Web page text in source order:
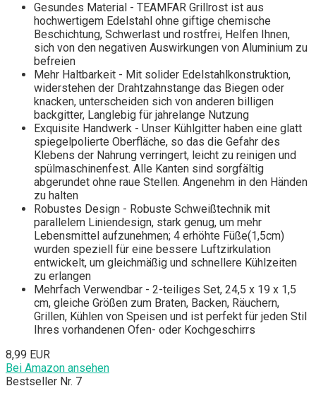
Gesundes Material - TEAMFAR Grillrost ist aus
hochwertigem Edelstahl ohne giftige chemische
Beschichtung, Schwerlast und rostfrei, Helfen Ihnen,
sich von den negativen Auswirkungen von Aluminium zu
befreien
Mehr Haltbarkeit - Mit solider Edelstahlkonstruktion,
widerstehen der Drahtzahnstange das Biegen oder
knacken, unterscheiden sich von anderen billigen
backgitter, Langlebig für jahrelange Nutzung
Exquisite Handwerk - Unser Kühlgitter haben eine glatt
spiegelpolierte Oberfläche, so das die Gefahr des
Klebens der Nahrung verringert, leicht zu reinigen und
spülmaschinenfest. Alle Kanten sind sorgfältig
abgerundet ohne raue Stellen. Angenehm in den Händen
zu halten
Robustes Design - Robuste Schweißtechnik mit
parallelem Liniendesign, stark genug, um mehr
Lebensmittel aufzunehmen; 4 erhöhte Füße(1,5cm)
wurden speziell für eine bessere Luftzirkulation
entwickelt, um gleichmäßig und schnellere Kühlzeiten
zu erlangen
Mehrfach Verwendbar - 2-teiliges Set, 24,5 x 19 x 1,5
cm, gleiche Größen zum Braten, Backen, Räuchern,
Grillen, Kühlen von Speisen und ist perfekt für jeden Stil
Ihres vorhandenen Ofen- oder Kochgeschirrs
8,99 EUR
Bei Amazon ansehen
Bestseller Nr. 7